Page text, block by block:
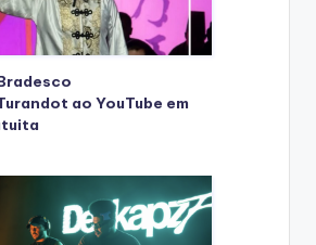
ao YouTube em